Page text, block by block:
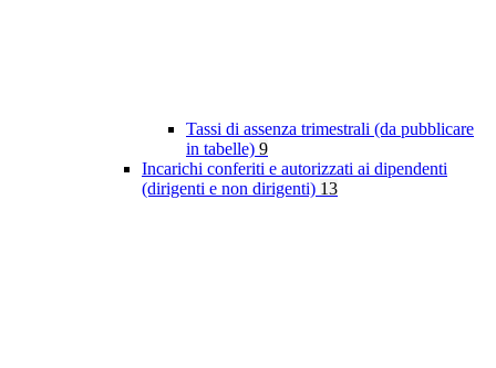
Tassi di assenza trimestrali (da pubblicare
in tabelle) 9
Incarichi conferiti e autorizzati ai dipendenti
(dirigenti e non dirigenti) 13